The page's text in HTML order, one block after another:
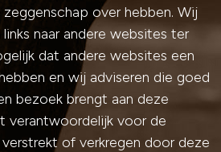
over hebben. Wij
naar andere websites ter
dat andere websites een
en wij adviseren die goed
bezoek brengt aan deze
verantwoordelijk voor de
of verkregen door deze